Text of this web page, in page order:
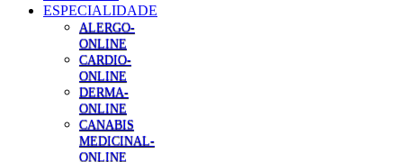
ESPECIALIDADE
ALERGO-
ONLINE
CARDIO-
ONLINE
DERMA-
ONLINE
CANABIS
MEDICINAL-
ONLINE